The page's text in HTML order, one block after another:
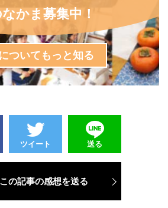
かま募集中！
ついてもっと知る
ツイート 送る
この記事の感想を送る